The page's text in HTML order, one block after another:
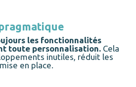
les fonctionnalités
toute personnalisation. Cela
inutiles, réduit les
en place.